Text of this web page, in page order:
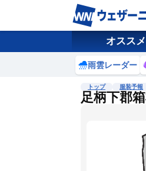
オススメ
雨雲レーダー
トップ 服装予報
足柄下郡